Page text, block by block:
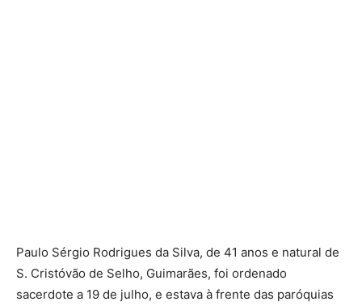
Paulo Sérgio Rodrigues da Silva, de 41 anos e natural de
S. Cristóvão de Selho, Guimarães, foi ordenado
sacerdote a 19 de julho, e estava à frente das paróquias